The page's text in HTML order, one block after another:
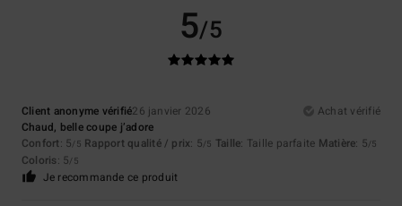
5/5
Client anonyme vérifié26 janvier 2026
Achat vérifié
Chaud, belle coupe j’adore
Confort: 5/5 Rapport qualité / prix: 5/5 Taille: Taille parfaite Matière: 5/5
Coloris: 5/5
Je recommande ce produit